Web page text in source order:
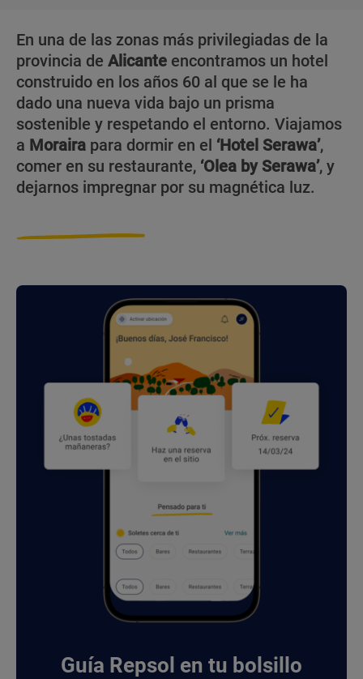
En una de las zonas más privilegiadas de la
provincia de Alicante encontramos un hotel
construido en los años 60 al que se le ha
dado una nueva vida bajo un prisma
sostenible y respetando el entorno. Viajamos
a Moraira para dormir en el ‘Hotel Serawa’,
comer en su restaurante, ‘Olea by Serawa’, y
dejarnos impregnar por su magnética luz.
Guía Repsol en tu bolsillo